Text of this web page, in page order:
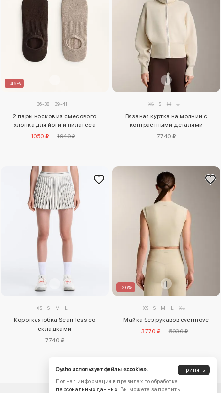
–46%
36-38 39-41
2 пары носков из смесового
хлопка для йоги и пилатеса
1050 ₽
1940 ₽
XS S M L
Вязаная куртка на молнии с
контрастными деталями
7740 ₽
XS S M L
Короткая юбка Seamless со
складками
7740 ₽
–26%
XS S M L XL
Майка без рукавов evermove
3770 ₽
5030 ₽
Oysho использует файлы «cookie».
Принять
Полная информация в правилах по обработке
персональных данных . Вы можете запретить